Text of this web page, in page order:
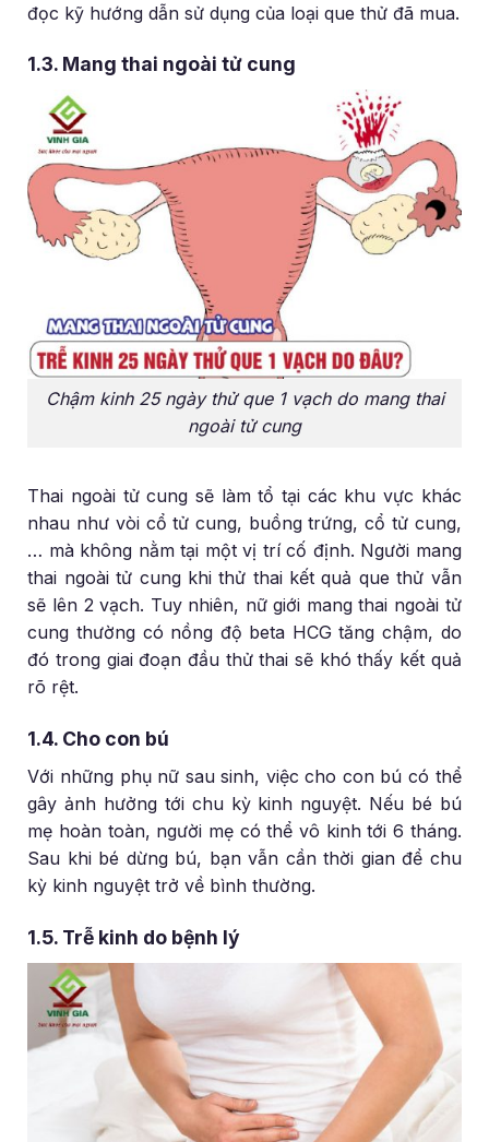
đọc kỹ hướng dẫn sử dụng của loại que thử đã mua.
1.3. Mang thai ngoài tử cung
Chậm kinh 25 ngày thử que 1 vạch do mang thai
ngoài tử cung
Thai ngoài tử cung sẽ làm tổ tại các khu vực khác
nhau như vòi cổ tử cung, buồng trứng, cổ tử cung,
… mà không nằm tại một vị trí cố định. Người mang
thai ngoài tử cung khi thử thai kết quả que thử vẫn
sẽ lên 2 vạch. Tuy nhiên, nữ giới mang thai ngoài tử
cung thường có nồng độ beta HCG tăng chậm, do
đó trong giai đoạn đầu thử thai sẽ khó thấy kết quả
rõ rệt.
1.4. Cho con bú
Với những phụ nữ sau sinh, việc cho con bú có thể
gây ảnh hưởng tới chu kỳ kinh nguyệt. Nếu bé bú
mẹ hoàn toàn, người mẹ có thể vô kinh tới 6 tháng.
Sau khi bé dừng bú, bạn vẫn cần thời gian để chu
kỳ kinh nguyệt trở về bình thường.
1.5. Trễ kinh do bệnh lý